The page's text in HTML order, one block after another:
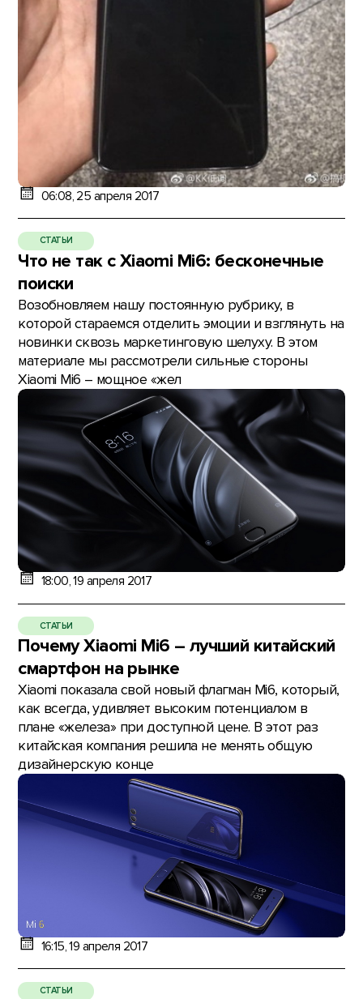
06:08, 25 апреля 2017
СТАТЬИ
Что не так с Xiaomi Mi6: бесконечные
поиски
Возобновляем нашу постоянную рубрику, в
которой стараемся отделить эмоции и взглянуть на
новинки сквозь маркетинговую шелуху. В этом
материале мы рассмотрели сильные стороны
Xiaomi Mi6 – мощное «жел
18:00, 19 апреля 2017
СТАТЬИ
Почему Xiaomi Mi6 – лучший китайский
смартфон на рынке
Xiaomi показала свой новый флагман Mi6, который,
как всегда, удивляет высоким потенциалом в
плане «железа» при доступной цене. В этот раз
китайская компания решила не менять общую
дизайнерскую конце
16:15, 19 апреля 2017
СТАТЬИ